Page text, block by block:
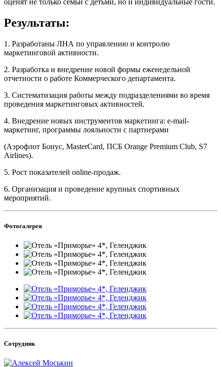
Результаты:
1. Разработаны ЛНА по управлению и контролю
маркетинговой активности.
2. Разработка и внедрение новой формы еженедельной
отчетности о работе Коммерческого департамента.
3. Систематизация работы между подразделениями во время
проведения маркетинговых активностей.
4. Внедрение новых инструментов маркетинга: e-mail-
маркетинг, программы лояльности с партнерами
(Аэрофлот Бонус, MasterCard, ПСБ Orange Premium Club, S7
Airlines).
5. Рост показателей online-продаж.
6. Организация и проведение крупных спортивных
мероприятий.
Фотогалерея
Сотрудник